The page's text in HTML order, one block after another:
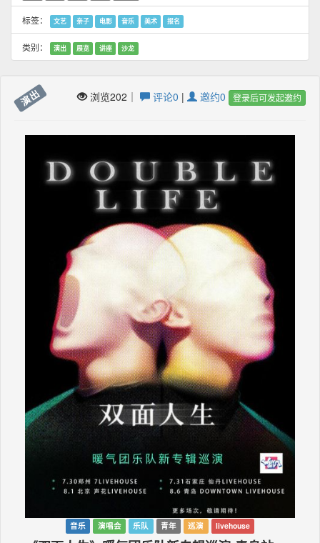
标签： 文艺 亲子 电影 音乐 美术 报名
类别： 演出 展览 讲座 沙龙
演出 浏览202｜ 评论0 | 邀约0 登录后可发起邀约
音乐 演唱会 乐队 青年 巡演 livehouse